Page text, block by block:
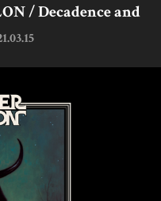
/ Decadence and